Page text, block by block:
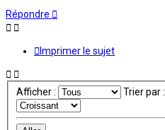
Répondre
Imprimer le sujet
Afficher : Trier par :